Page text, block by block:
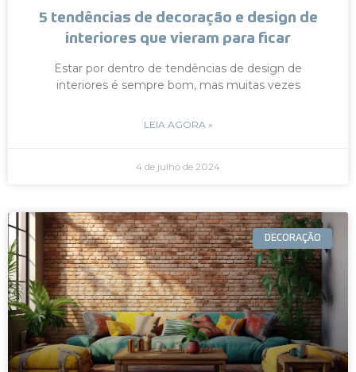
5 tendências de decoração e design de
interiores que vieram para ficar
Estar por dentro de tendências de design de
interiores é sempre bom, mas muitas vezes
LEIA AGORA »
4 de julho de 2024
DECORAÇÃO